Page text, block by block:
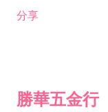
分享
勝華五金行